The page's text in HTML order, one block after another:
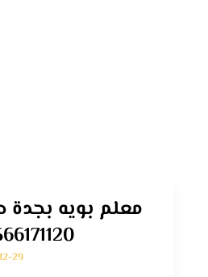
معلم بويه بجدة
29